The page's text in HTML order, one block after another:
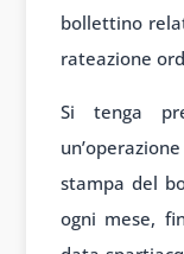
bollettino
rateazione
Si tenga
stampa del
ogni mese,